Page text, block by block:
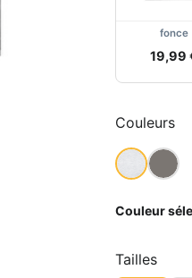
fonce
19,99
Couleurs
Couleur
Tailles